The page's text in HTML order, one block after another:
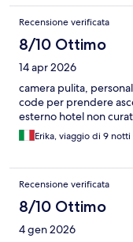
Recensione verificata
8/10 Ottimo
14 apr 2026
camera pulita,
code per prendere
esterno hotel non
Erika, viaggio di 9 notti
Recensione verificata
8/10 Ottimo
4 gen 2026